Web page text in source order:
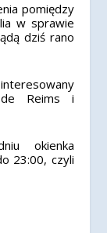
pomiędzy
w sprawie
dziś rano
Reims i
okienka
23:00, czyli